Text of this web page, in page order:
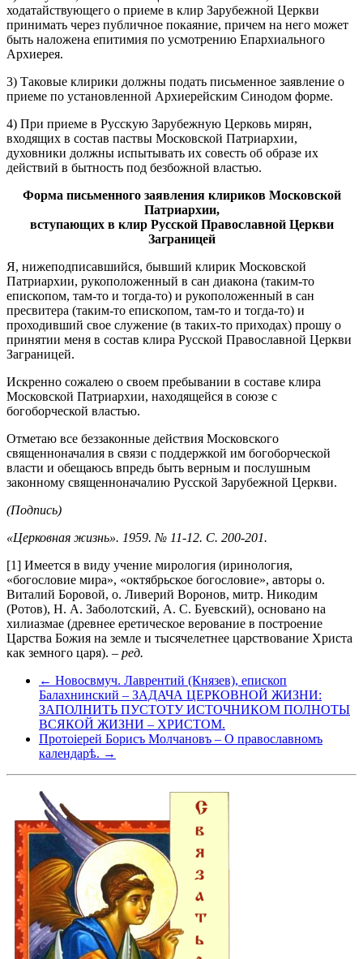
ходатайствующего о приеме в клир Зарубежной Церкви
принимать через публичное покаяние, причем на него может
быть наложена епитимия по усмотрению Епархиального
Архиерея.
3) Таковые клирики должны подать письменное заявление о
приеме по установленной Архиерейским Синодом форме.
4) При приеме в Русскую Зарубежную Церковь мирян,
входящих в состав паствы Московской Патриархии,
духовники должны испытывать их совесть об образе их
действий в бытность под безбожной властью.
Форма письменного заявления клириков Московской
Патриархии,
вступающих в клир Русской Православной Церкви
Заграницей
Я, нижеподписавшийся, бывший клирик Московской
Патриархии, рукоположенный в сан диакона (таким-то
епископом, там-то и тогда-то) и рукоположенный в сан
пресвитера (таким-то епископом, там-то и тогда-то) и
проходивший свое служение (в таких-то приходах) прошу о
принятии меня в состав клира Русской Православной Церкви
Заграницей.
Искренно сожалею о своем пребывании в составе клира
Московской Патриархии, находящейся в союзе с
богоборческой властью.
Отметаю все беззаконные действия Московского
священноначалия в связи с поддержкой им богоборческой
власти и обещаюсь впредь быть верным и послушным
законному священноначалию Русской Зарубежной Церкви.
(Подпись)
«Церковная жизнь». 1959. № 11-12. С. 200-201.
[1] Имеется в виду учение мирология (иринология,
«богословие мира», «октябрьское богословие», авторы о.
Виталий Боровой, о. Ливерий Воронов, митр. Никодим
(Ротов), Н. А. Заболотский, А. С. Буевский), основано на
хилиазмае (древнее еретическое верование в построение
Царства Божия на земле и тысячелетнее царствование Христа
как земного царя). – ред.
← Новосвмуч. Лаврентий (Князев), епископ
Балахнинский – ЗАДАЧА ЦЕРКОВНОЙ ЖИЗНИ:
ЗАПОЛНИТЬ ПУСТОТУ ИСТОЧНИКОМ ПОЛНОТЫ
ВСЯКОЙ ЖИЗНИ – ХРИСТОМ.
Протоіерей Борисъ Молчановъ – О православномъ
календарѣ. →